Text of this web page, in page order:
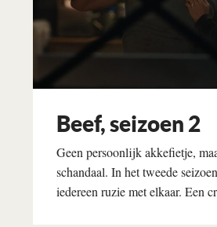
Beef, seizoen 2
Geen persoonlijk akkefietje,
schandaal. In het tweede
iedereen ruzie met elkaar. Een